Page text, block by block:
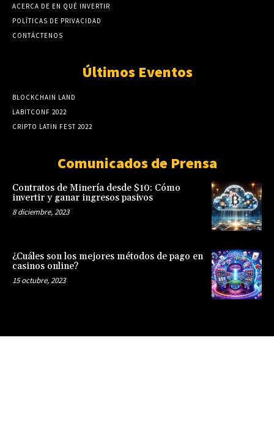
ACERCA DE EN QUÉ INVERTIR
POLÍTICAS DE PRIVACIDAD
CONTÁCTENOS
Últimos Eventos
BLOCKCHAIN LAND
LABITCONF 2022
CRIPTO LATIN FEST 2022
Comunicados de Prensa
Contratos de Minería desde $10: Cómo
invertir y ganar ingresos pasivos
8 diciembre, 2023
¿Cuáles son los mejores métodos de pago en
casinos online?
15 octubre, 2023